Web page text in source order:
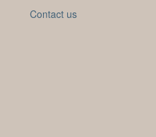
Contact us